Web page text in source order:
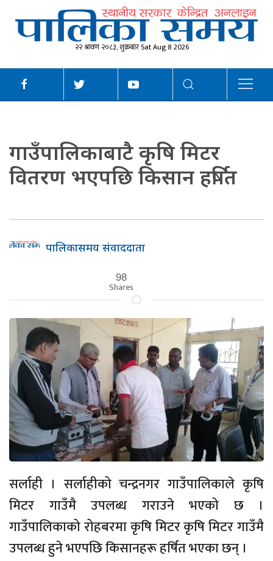
२२ श्रावण २०८३, शुक्रबार Sat Aug 8 2026
गाउँपालिकाबाटै कृषि मिटर
वितरण भएपछि किसान हर्षित
पालिकासमय संवाददाता
98
Shares
सर्लाही । सर्लाहीको चन्द्रनगर गाउँपालिकाले कृषि
मिटर गाउँमै उपलब्ध गराउने भएको छ ।
गाउँपालिकाको रोहबरमा कृषि मिटर कृषि मिटर गाउँमै
उपलब्ध हुने भएपछि किसानहरू हर्षित भएका छन् ।